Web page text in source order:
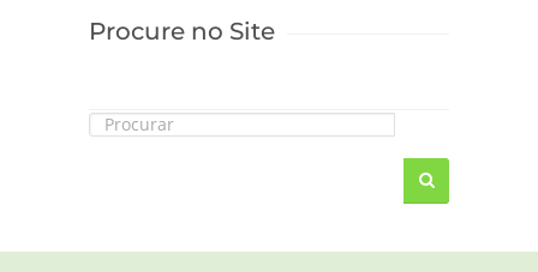
Procure no Site